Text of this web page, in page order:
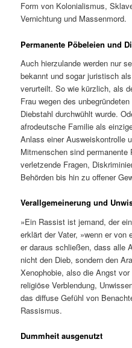
Form von Kolonialismus,
Vernichtung und Massenmord.
Permanente Pöbeleien und
Auch hierzulande werden nur
bekannt und sogar juristisch
verurteilt. So wie kürzlich, als
Frau wegen des
Diebstahl durchwühlt wurde.
afrodeutsche Familie als
Anlass einer Ausweiskontrolle
Mitmenschen sind permanente
verletzende Fragen,
Behörden bis hin zu offener
Verallgemeinerung und
»Ein Rassist ist jemand, der
erklärt der Vater, »wenn er von
er daraus schließen, dass alle
nicht den Dieb, sondern den
Xenophobie, also die Angst
religiöse Verblendung,
das diffuse Gefühl von
Rassismus.
Dummheit ausgenutzt